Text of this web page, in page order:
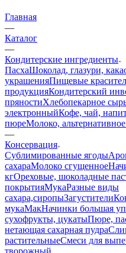
Главная
—
Каталог
—
Кондитерские ингредиенты
ПасхаШоколад, глазури,
украшенияПищевые
продукцияКондитерский
пряностиХлебопекарное
электронныйКофе, чай,
пюреМолоко,
—
Консервация
Сублимированные ягоды
сахараМолоко сгущенное
кгОреховые, шоколадные
покрытияМукаРазные виды
сахара,сиропыЗагустители
мукаМакНачинки большая
сухофрукты, цукатыПюре,
нетающая сахарная пудра
растительныеСмеси для
творожный